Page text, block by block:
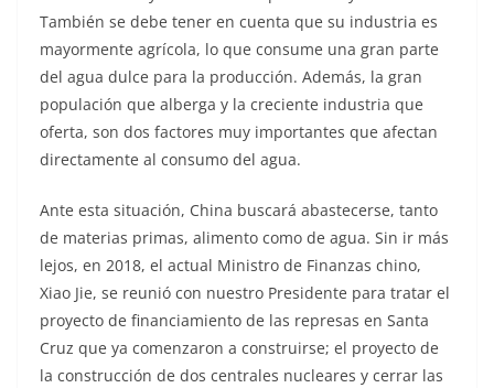
También se debe tener en cuenta que su industria es
mayormente agrícola, lo que consume una gran parte
del agua dulce para la producción. Además, la gran
populación que alberga y la creciente industria que
oferta, son dos factores muy importantes que afectan
directamente al consumo del agua.
Ante esta situación, China buscará abastecerse, tanto
de materias primas, alimento como de agua. Sin ir más
lejos, en 2018, el actual Ministro de Finanzas chino,
Xiao Jie, se reunió con nuestro Presidente para tratar el
proyecto de financiamiento de las represas en Santa
Cruz que ya comenzaron a construirse; el proyecto de
la construcción de dos centrales nucleares y cerrar las